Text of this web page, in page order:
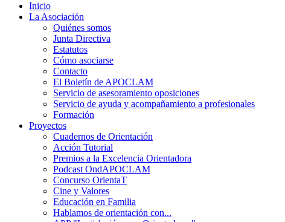
Inicio
La Asociación
Quiénes somos
Junta Directiva
Estatutos
Cómo asociarse
Contacto
El Boletín de APOCLAM
Servicio de asesoramiento oposiciones
Servicio de ayuda y acompañamiento a profesionales
Formación
Proyectos
Cuadernos de Orientación
Acción Tutorial
Premios a la Excelencia Orientadora
Podcast OndAPOCLAM
Concurso OrientaT
Cine y Valores
Educación en Familia
Hablamos de orientación con...